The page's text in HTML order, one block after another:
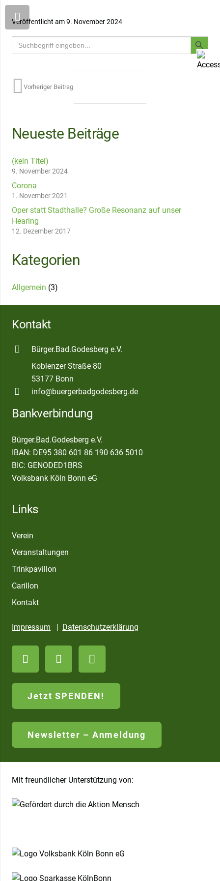
Veröffentlicht am9. November 2024
Search
for:
Vorheriger Beitrag
Neueste Beiträge
(kein Titel)
9. November 2024
Corona
1. November 2021
Oper statt Stadthalle? Große Resonanz auf unser
Hearing
12. Dezember 2017
Kategorien
Allgemein (3)
Kontakt
Bürger.Bad.Godesberg e.V.
Koblenzer Straße 80
53177 Bonn
info@buergerbadgodesberg.de
Bankverbindung
Bürger.Bad.Godesberg e.V.
IBAN: DE95 380 601 86 190 636 5010
BIC: GENODED1BRS
Volksbank Köln Bonn eG
Links
Verein
Veranstaltungen
Trinkpavillon
Carillon
Kontakt
Impressum | Datenschutzerklärung
Jetzt SPENDEN!
Newsletter – Anmeldung
Mit freundlicher Unterstützung von: